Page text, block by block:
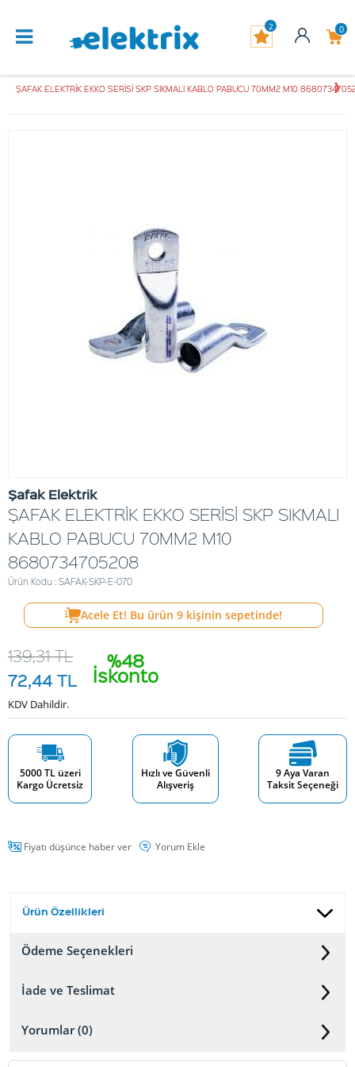
0
2
ŞAFAK ELEKTRİK EKKO SERİSİ SKP SIKMALI KABLO PABUCU 70MM2 M10
Şafak Elektrik
ŞAFAK ELEKTRİK EKKO SERİSİ SKP SIKMALI
KABLO PABUCU 70MM2 M10
8680734705208
Ürün Kodu : SAFAK-SKP-E-070
Acele Et! Bu ürün 9 kişinin sepetinde!
%48
İskonto
139,31TL
72,44 TL
KDV Dahildir.
5000 TL üzeri
Kargo Ücretsiz
Hızlı ve Güvenli
Alışveriş
9 Aya Varan
Taksit Seçeneği
Fiyatı düşünce haber ver Yorum Ekle
Ürün Özellikleri
Ödeme Seçenekleri
İade ve Teslimat
Yorumlar (0)